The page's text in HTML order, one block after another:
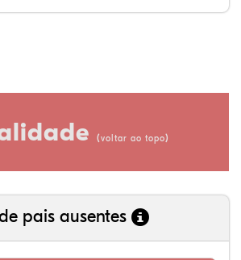
(voltar ao topo)
pais ausentes